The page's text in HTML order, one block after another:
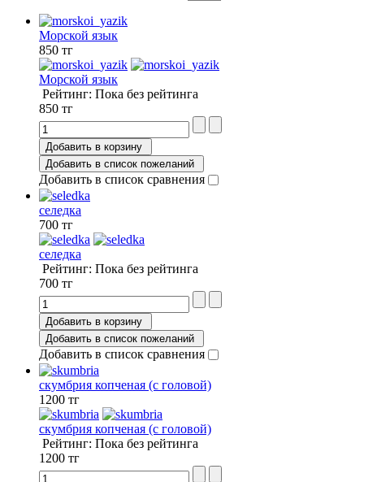
Морской язык
850 тг
Морской язык
Рейтинг: Пока без рейтинга
850 тг
Добавить в корзину
Добавить в список пожеланий
Добавить в список сравнения
селедка
700 тг
селедка
Рейтинг: Пока без рейтинга
700 тг
Добавить в корзину
Добавить в список пожеланий
Добавить в список сравнения
скумбрия копченая (с головой)
1200 тг
скумбрия копченая (с головой)
Рейтинг: Пока без рейтинга
1200 тг